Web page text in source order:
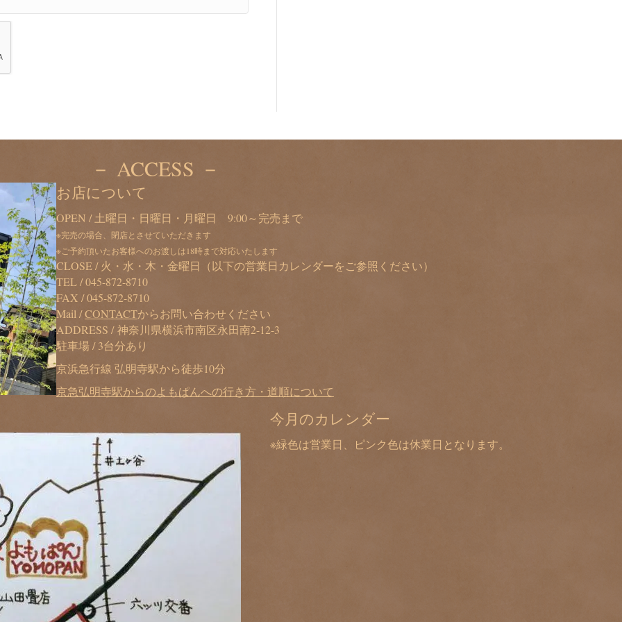
－ ACCESS －
お店について
OPEN / 土曜日・日曜日・月曜日 9:00～完売まで
※完売の場合、閉店とさせていただきます
※ご予約頂いたお客様へのお渡しは18時まで対応いたします
CLOSE / 火・水・木・金曜日（以下の営業日カレンダーをご参照ください）
TEL /045-872-8710
FAX / 045-872-8710
Mail /CONTACTからお問い合わせください
ADDRESS / 神奈川県横浜市南区永田南2-12-3
駐車場 / 3台分あり
京浜急行線 弘明寺駅から徒歩10分
京急弘明寺駅からのよもぱんへの行き方・道順について
今月のカレンダー
※緑色は営業日、ピンク色は休業日となります。